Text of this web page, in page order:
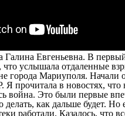
Галина Евгеньевна. В
что услышала отдаленные
города Мариуполя. Начали
прочитала в новостях, что
война. Это были первые
как дальше будет. Но
работали. Казалось, что